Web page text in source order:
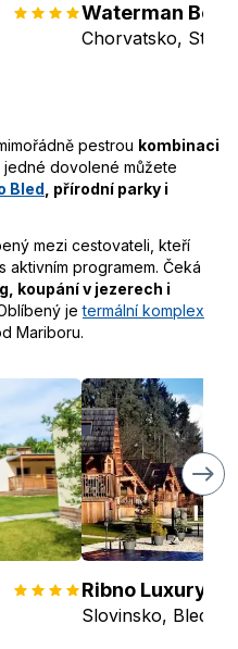
Chorvatsko,
pestrou kombinaci
jedné dovolené můžete
Bled , přírodní parky i
mezi cestovateli, kteří
aktivním programem. Čeká
koupání v jezerech i
jetermální komplex
Mariboru.
Slovinsko, Bled